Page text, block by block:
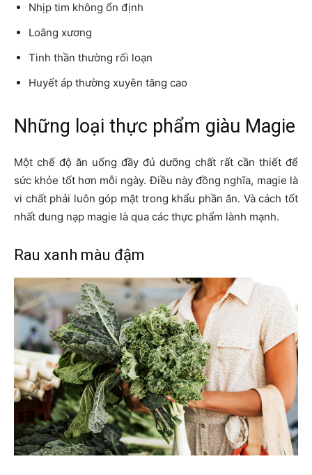
Nhịp tim không ổn định
Loãng xương
Tinh thần thường rối loạn
Huyết áp thường xuyên tăng cao
Những loại thực phẩm giàu Magie
Một chế độ ăn uống đầy đủ dưỡng chất rất cần thiết để
sức khỏe tốt hơn mỗi ngày. Điều này đồng nghĩa, magie là
vi chất phải luôn góp mặt trong khẩu phần ăn. Và cách tốt
nhất dung nạp magie là qua các thực phẩm lành mạnh.
Rau xanh màu đậm